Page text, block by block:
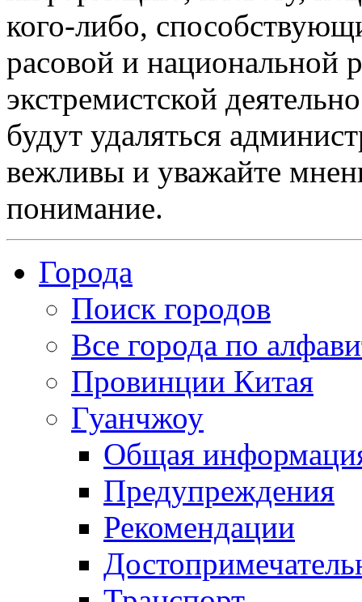
кого-либо,
расовой и национальной
экстремистской
будут удаляться
вежливы и уважайте
понимание.
Города
Поиск городов
Все города по
Провинции Китая
Гуанчжоу
Общая
Предупреждения
Рекомендации